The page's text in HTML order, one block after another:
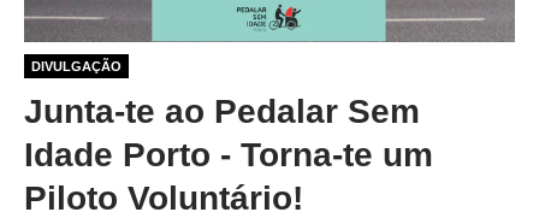
DIVULGAÇÃO
1 ano 1 mês atrás
Junta-te ao Pedalar Sem
Idade Porto - Torna-te um
Piloto Voluntário!